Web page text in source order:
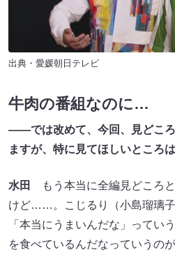
出典・愛媛朝日テレビ
牛肉の番組なのに…
――では改めて、今回、見どこ
ますが、特に見てほしいところ
水田
もう本当に全編見どころ
けど……。こじるり（小島瑠璃
「本当にうまいんだな」ってい
を食べているんだなっていうの